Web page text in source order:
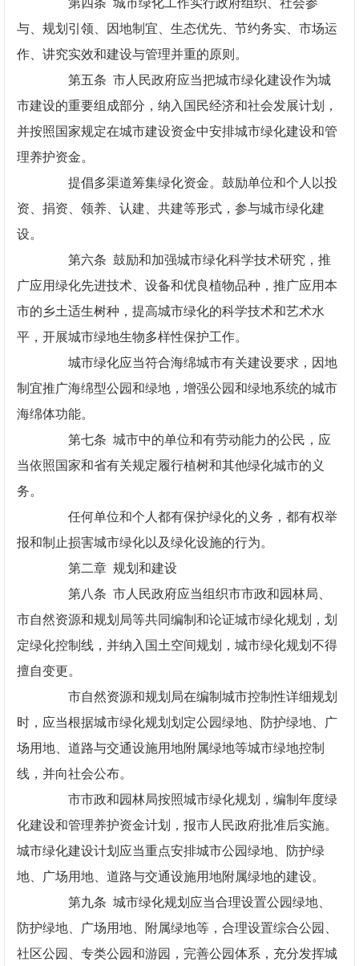
第四条 城市绿化工作实行政府组织、社会参
与、规划引领、因地制宜、生态优先、节约务实、市场运
作、讲究实效和建设与管理并重的原则。
第五条 市人民政府应当把城市绿化建设作为城
市建设的重要组成部分，纳入国民经济和社会发展计划，
并按照国家规定在城市建设资金中安排城市绿化建设和管
理养护资金。
提倡多渠道筹集绿化资金。鼓励单位和个人以投
资、捐资、领养、认建、共建等形式，参与城市绿化建
设。
第六条 鼓励和加强城市绿化科学技术研究，推
广应用绿化先进技术、设备和优良植物品种，推广应用本
市的乡土适生树种，提高城市绿化的科学技术和艺术水
平，开展城市绿地生物多样性保护工作。
城市绿化应当符合海绵城市有关建设要求，因地
制宜推广海绵型公园和绿地，增强公园和绿地系统的城市
海绵体功能。
第七条 城市中的单位和有劳动能力的公民，应
当依照国家和省有关规定履行植树和其他绿化城市的义
务。
任何单位和个人都有保护绿化的义务，都有权举
报和制止损害城市绿化以及绿化设施的行为。
第二章 规划和建设
第八条 市人民政府应当组织市市政和园林局、
市自然资源和规划局等共同编制和论证城市绿化规划，划
定绿化控制线，并纳入国土空间规划，城市绿化规划不得
擅自变更。
市自然资源和规划局在编制城市控制性详细规划
时，应当根据城市绿化规划划定公园绿地、防护绿地、广
场用地、道路与交通设施用地附属绿地等城市绿地控制
线，并向社会公布。
市市政和园林局按照城市绿化规划，编制年度绿
化建设和管理养护资金计划，报市人民政府批准后实施。
城市绿化建设计划应当重点安排城市公园绿地、防护绿
地、广场用地、道路与交通设施用地附属绿地的建设。
第九条 城市绿化规划应当合理设置公园绿地、
防护绿地、广场用地、附属绿地等，合理设置综合公园、
社区公园、专类公园和游园，完善公园体系，充分发挥城